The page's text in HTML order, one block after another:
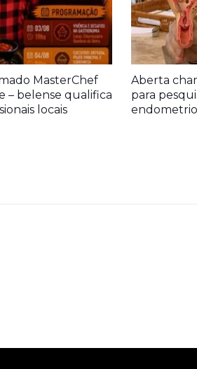
MasterChef
– belense qualifica
locais
Aberta
para